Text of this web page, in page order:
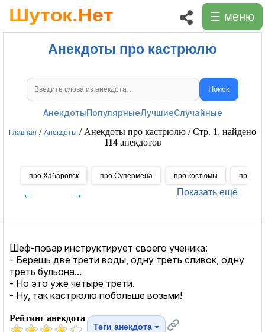
☰ меню
Анекдоты про кастрюлю
Поиск анекдотов Поиск
АнекдотыПопулярныеЛучшиеСлучайные
Главная / Анекдоты / Анекдоты про кастрюлю / Стр. 1, найдено
114анекдотов
про Хабаровск про Супермена про костюмы про
← → Показать ещё
Шеф-повар инструктирует своего ученика:
- Берешь две трети воды, одну треть сливок, одну
треть бульона...
- Но это уже четыре трети.
- Ну, так кастрюлю побольше возьми!
Рейтинг анекдота
Теги анекдота